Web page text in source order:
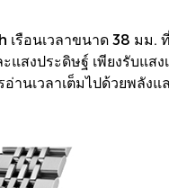
เรือนเวลาขนาด 38 ม
สงประดิษฐ์ เพียงรับแ
นเวลาเต็มไปด้วยพลัง